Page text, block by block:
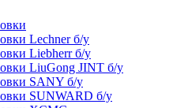
Lechner б/у
Liebherr б/у
LiuGong JINT б/у
SANY б/у
SUNWARD б/у